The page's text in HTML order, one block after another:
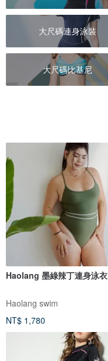
大尺碼連身泳裝
大尺碼比基尼
Haolang 墨綠辣丁連身泳衣
Haolang swim
NT$ 1,780